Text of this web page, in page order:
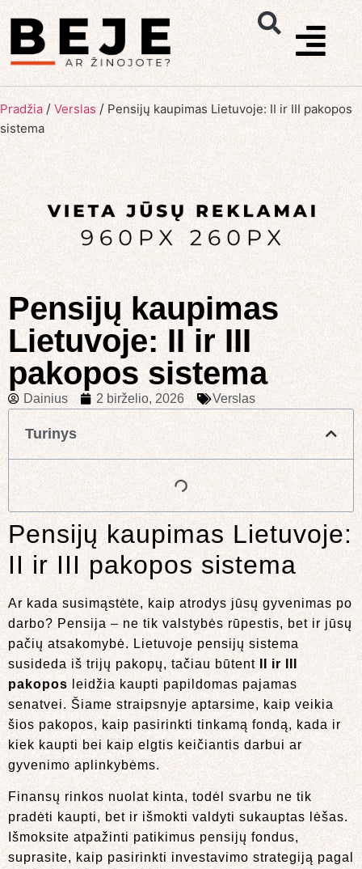
Pradžia / Verslas / Pensijų kaupimas Lietuvoje: II ir III pakopos
sistema
Pensijų kaupimas
Lietuvoje: II ir III
pakopos sistema
Dainius 2 birželio, 2026 Verslas
Turinys
Pensijų kaupimas Lietuvoje:
II ir III pakopos sistema
Ar kada susimąstėte, kaip atrodys jūsų gyvenimas po
darbo? Pensija – ne tik valstybės rūpestis, bet ir jūsų
pačių atsakomybė. Lietuvoje pensijų sistema
susideda iš trijų pakopų, tačiau būtent
II ir III
pakopos leidžia kaupti papildomas pajamas
senatvei. Šiame straipsnyje aptarsime, kaip veikia
šios pakopos, kaip pasirinkti tinkamą fondą, kada ir
kiek kaupti bei kaip elgtis keičiantis darbui ar
gyvenimo aplinkybėms.
Finansų rinkos nuolat kinta, todėl svarbu ne tik
pradėti kaupti, bet ir išmokti valdyti sukauptas lėšas.
Išmoksite atpažinti patikimus pensijų fondus,
suprasite, kaip pasirinkti investavimo strategiją pagal